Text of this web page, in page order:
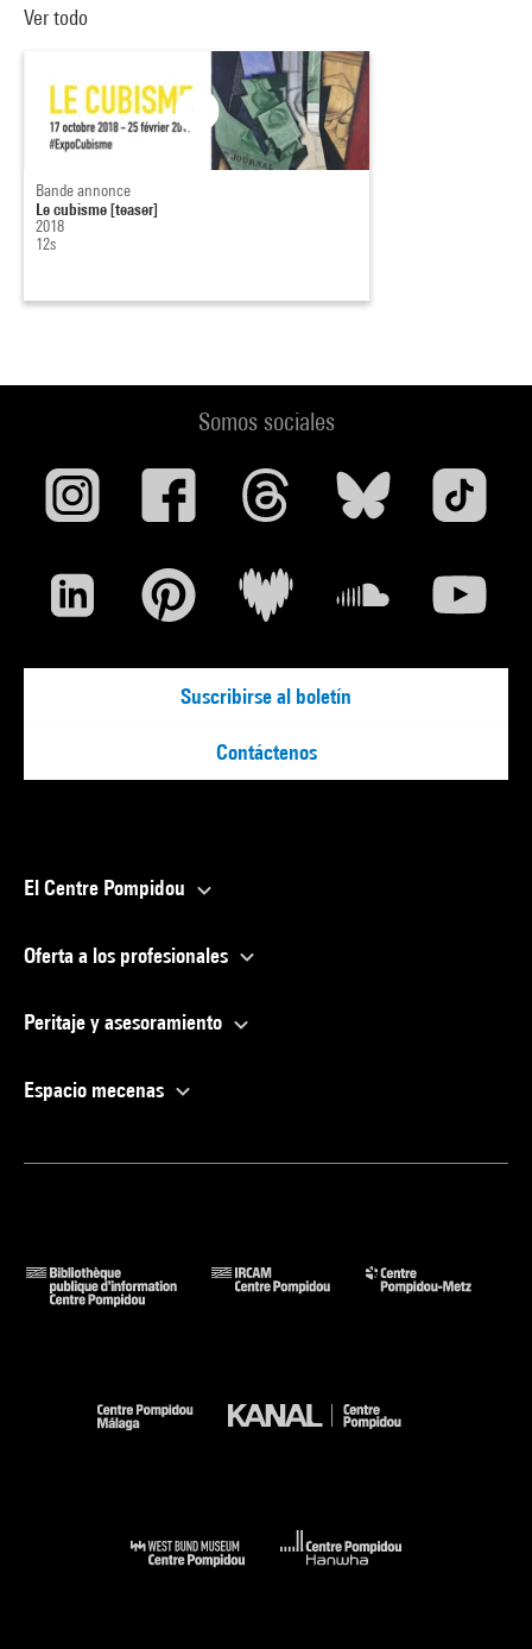
Ver todo
Bande annonce
Le cubisme [teaser]
2018
12s
Somos sociales
Suscribirse al boletín
Contáctenos
El Centre Pompidou
Oferta a los profesionales
Peritaje y asesoramiento
Espacio mecenas